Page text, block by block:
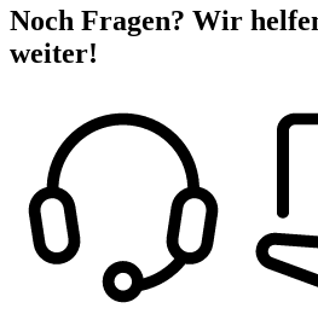
Noch Fragen? Wir
weiter!